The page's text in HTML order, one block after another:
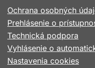
Ochrana osobných
Prehlásenie o
Technická podpora
Vyhlásenie o
Nastavenia cookies